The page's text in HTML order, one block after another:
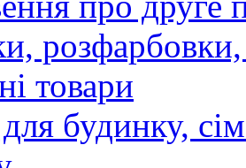
товари
будинку,